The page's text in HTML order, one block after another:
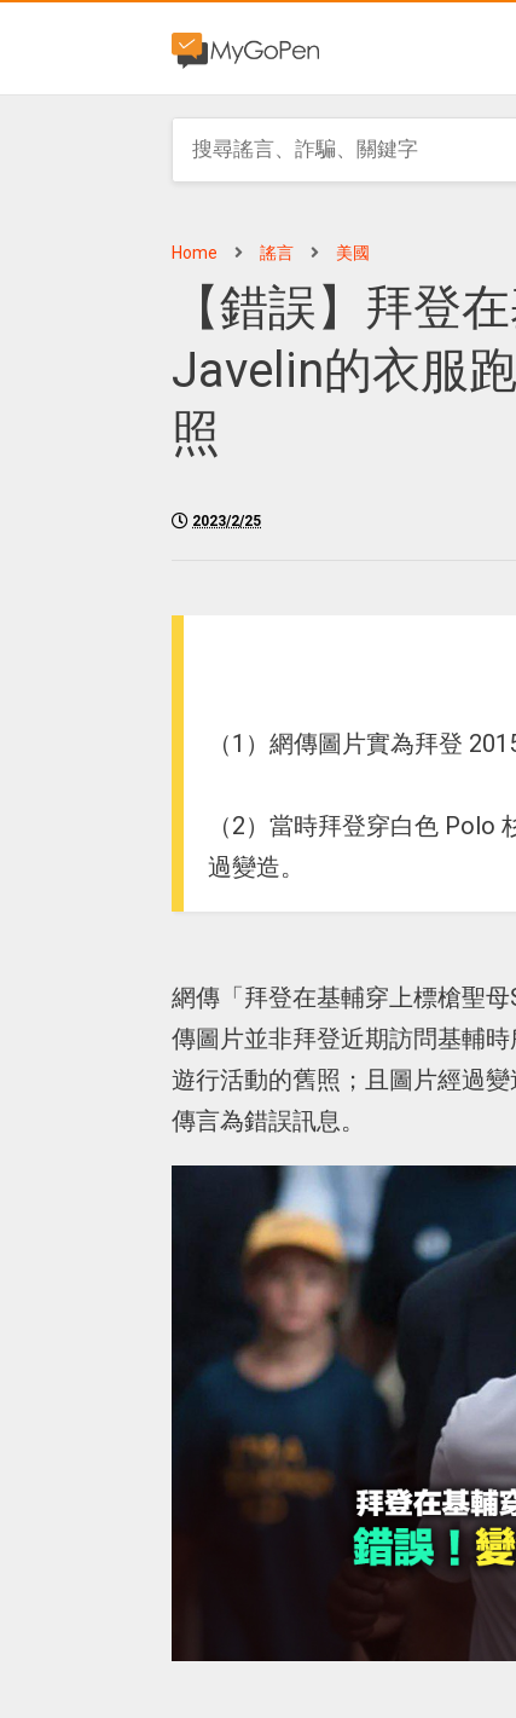
Home 謠言 美國
【錯誤】拜登
Javelin的衣服
照
2023/2/25
（1）網傳圖片實為拜登
（2）當時拜登穿白色 Polo
過變造。
網傳「拜登在基輔穿上標槍聖
傳圖片並非拜登近期訪問基輔
遊行活動的舊照；且圖片經過
傳言為錯誤訊息。